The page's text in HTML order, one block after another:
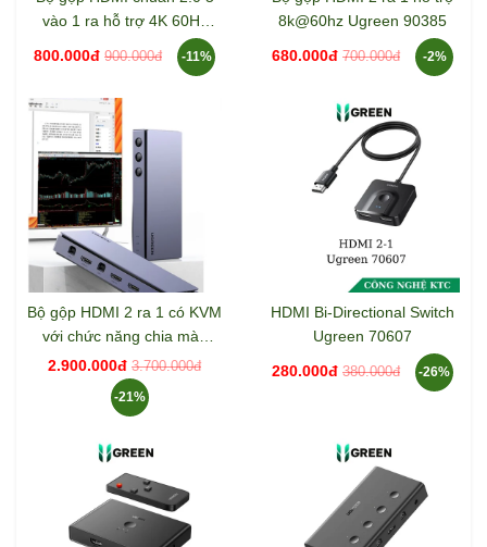
vào 1 ra hỗ trợ 4K 60Hz
800.000đ 900.000đ -11%
8k@60hz Ugreen 90385
680.000đ 700.000đ -2%
Bộ gộp HDMI 2 ra 1 có KVM
với chức năng chia màn
hình Ugreen 80187
2.900.000đ 3.700.000đ
-21%
HDMI Bi-Directional Switch
Ugreen 70607
280.000đ 380.000đ -26%